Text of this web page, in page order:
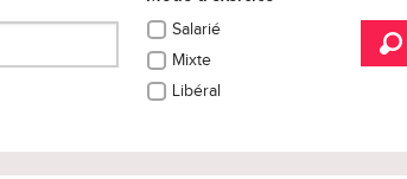
Salarié
Mixte
Libéral